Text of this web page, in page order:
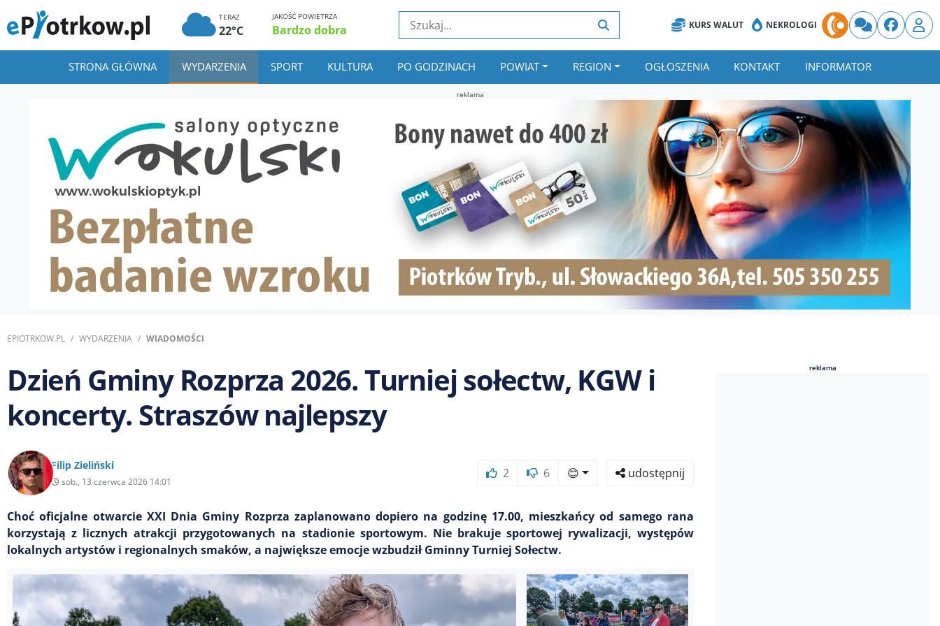
TERAZ
22°C
JAKOŚĆ POWIETRZA
Bardzo dobra KURS WALUT NEKROLOGI
STRONA GŁÓWNA WYDARZENIA SPORT KULTURA PO GODZINACH POWIAT REGION OGŁOSZENIA KONTAKT INFORMATOR
reklama
EPIOTRKOW.PL WYDARZENIA WIADOMOŚCI
Dzień Gminy Rozprza 2026. Turniej sołectw, KGW i
koncerty. Straszów najlepszy
Filip Zieliński
sob., 13 czerwca 2026 14:01
2 6 😊 udostępnij
Choć oficjalne otwarcie XXI Dnia Gminy Rozprza zaplanowano dopiero na godzinę 17.00, mieszkańcy od samego rana
korzystają z licznych atrakcji przygotowanych na stadionie sportowym. Nie brakuje sportowej rywalizacji, występów
lokalnych artystów i regionalnych smaków, a największe emocje wzbudził Gminny Turniej Sołectw.
reklama
reklama